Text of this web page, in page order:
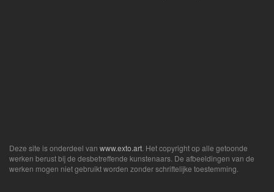
Deze site is onderdeel van www.exto.art . Het copyright op alle getoonde
werken berust bij de desbetreffende kunstenaars. De afbeeldingen van de
werken mogen niet gebruikt worden zonder schriftelijke toestemming.